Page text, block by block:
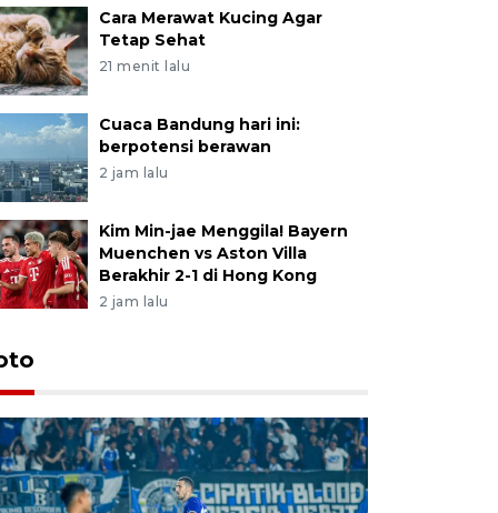
Cara Merawat Kucing Agar
Tetap Sehat
21 menit lalu
Cuaca Bandung hari ini:
berpotensi berawan
2 jam lalu
Kim Min-jae Menggila! Bayern
Muenchen vs Aston Villa
Berakhir 2-1 di Hong Kong
2 jam lalu